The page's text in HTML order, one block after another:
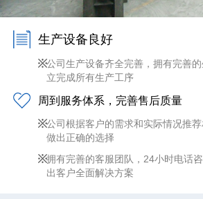
生产设备良好
公司生产设备齐全完善，拥有完善
立完成所有生产工序
周到服务体系，完善售后质量
公司根据客户的需求和实际情况推
做出正确的选择
拥有完善的客服团队，24小时电话
出客户全面解决方案